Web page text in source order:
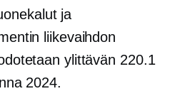
ja
liikevaihdon
ylittävän 220.1
2024.